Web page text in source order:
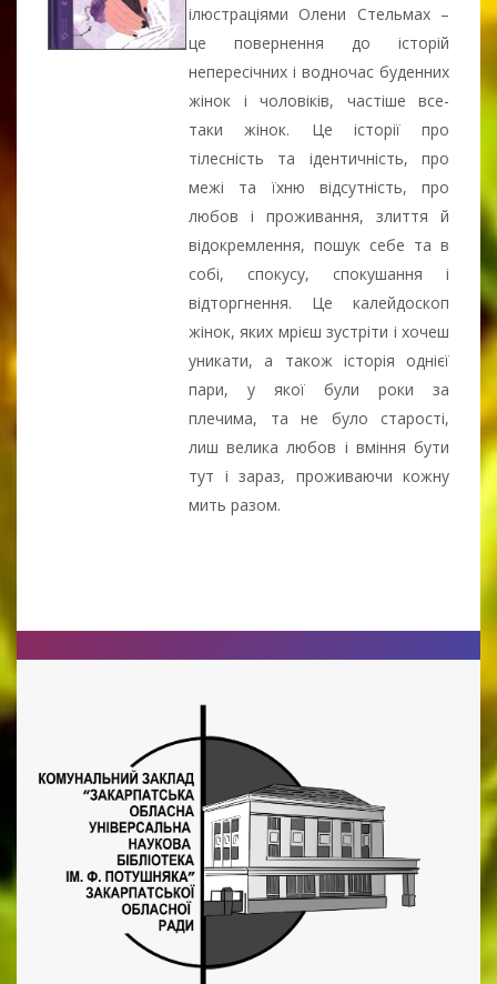
ілюстраціями Олени Стельмах –
це повернення до історій
непересічних і водночас буденних
жінок і чоловіків, частіше все-
таки жінок. Це історії про
тілесність та ідентичність, про
межі та їхню відсутність, про
любов і проживання, злиття й
відокремлення, пошук себе та в
собі, спокусу, спокушання і
відторгнення. Це калейдоскоп
жінок, яких мрієш зустріти і хочеш
уникати, а також історія однієї
пари, у якої були роки за
плечима, та не було старості,
лиш велика любов і вміння бути
тут і зараз, проживаючи кожну
мить разом.